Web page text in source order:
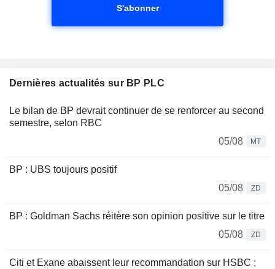
S'abonner
Dernières actualités sur BP PLC
Le bilan de BP devrait continuer de se renforcer au second
semestre, selon RBC
05/08
MT
BP : UBS toujours positif
05/08
ZD
BP : Goldman Sachs réitère son opinion positive sur le titre
05/08
ZD
Citi et Exane abaissent leur recommandation sur HSBC ;